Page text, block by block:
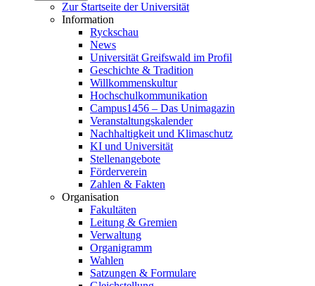
Zur Startseite der Universität
Information
Ryckschau
News
Universität Greifswald im Profil
Geschichte & Tradition
Willkommenskultur
Hochschulkommunikation
Campus1456 – Das Unimagazin
Veranstaltungskalender
Nachhaltigkeit und Klimaschutz
KI und Universität
Stellenangebote
Förderverein
Zahlen & Fakten
Organisation
Fakultäten
Leitung & Gremien
Verwaltung
Organigramm
Wahlen
Satzungen & Formulare